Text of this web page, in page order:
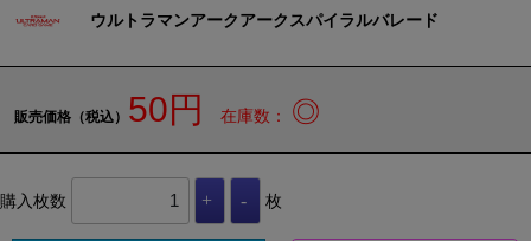
ウルトラマンアークアークスパイラルバレード
販売価格（税込） 50円 在庫数： ◎
購入枚数 枚